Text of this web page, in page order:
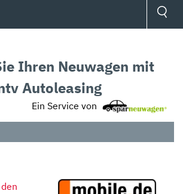
Ihren Neuwagen mit
Autoleasing
Ein Service von